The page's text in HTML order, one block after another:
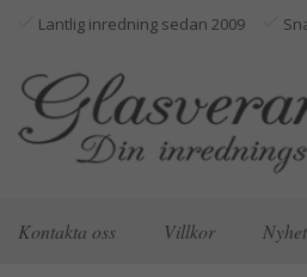
Lantlig inredning sedan 2009
Kontakta oss Villkor